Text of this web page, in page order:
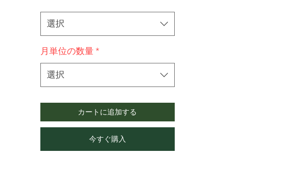
選択
月単位の数量*
選択
カートに追加する
今すぐ購入